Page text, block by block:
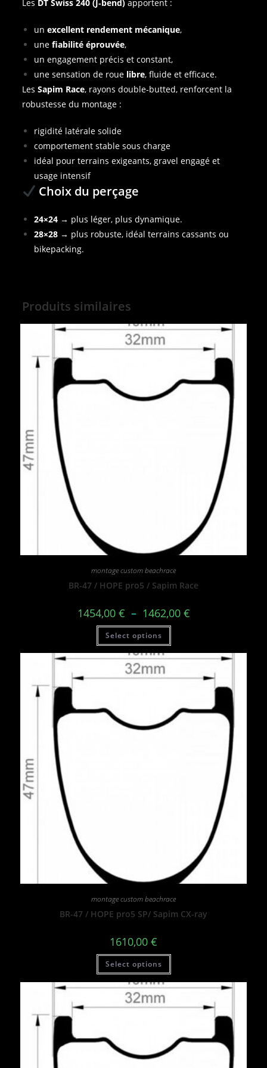
Les DT Swiss 240 (J‑bend) apportent :
unexcellent rendement mécanique,
unefiabilité éprouvée,
un engagement précis et constant,
une sensation de roue libre, fluide et efficace.
LesSapim Race, rayons double‑butted, renforcent la
robustesse du montage :
rigidité latérale solide
comportement stable sous charge
idéal pour terrains exigeants, gravel engagé et
usage intensif
Choix du perçage
24×24 → plus léger, plus dynamique.
28×28 → plus robuste, idéal terrains cassants ou
bikepacking.
Produits similaires
montage custom beachrace
BR-47 / HOPE pro5 / Sapim Race
1454,00 € – 1462,00 €
Select options
montage custom beachrace
BR-47 / HOPE pro5 SP/ Sapim CX-ray
1610,00 €
Select options